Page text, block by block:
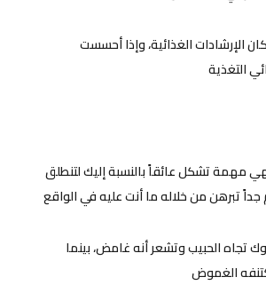
الإرشادات الغذائية، وإذا أحسست
التغذية
مهمة تشكل عائقاً بالنسبة إليك لتنطلق
تبرهن من خلاله ما أنت عليه في الواقع
تجاه الحبيب وتشعر أنه غامض، بينما
الغموض